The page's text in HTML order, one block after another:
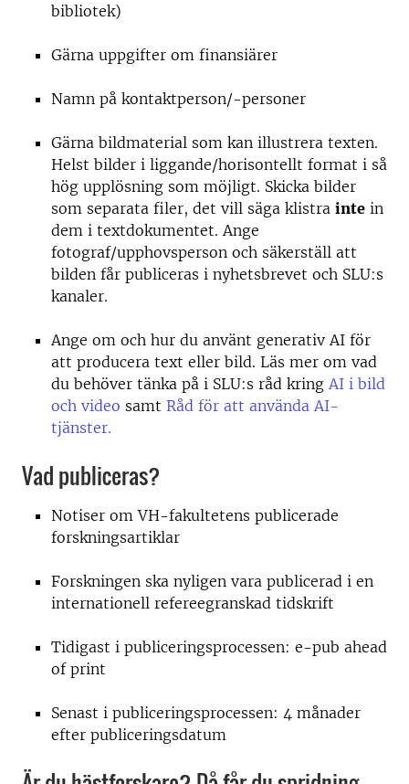
bibliotek)
Gärna uppgifter om finansiärer
Namn på kontaktperson/-personer
Gärna bildmaterial som kan illustrera texten.
Helst bilder i liggande/horisontellt format i så
hög upplösning som möjligt. Skicka bilder
som separata filer, det vill säga klistra inte in
dem i textdokumentet. Ange
fotograf/upphovsperson och säkerställ att
bilden får publiceras i nyhetsbrevet och SLU:s
kanaler.
Ange om och hur du använt generativ AI för
att producera text eller bild. Läs mer om vad
du behöver tänka på i SLU:s råd kring AI i bild
och video samt Råd för att använda AI-
tjänster.
Vad publiceras?
Notiser om VH-fakultetens publicerade
forskningsartiklar
Forskningen ska nyligen vara publicerad i en
internationell refereegranskad tidskrift
Tidigast i publiceringsprocessen: e-pub ahead
of print
Senast i publiceringsprocessen: 4 månader
efter publiceringsdatum